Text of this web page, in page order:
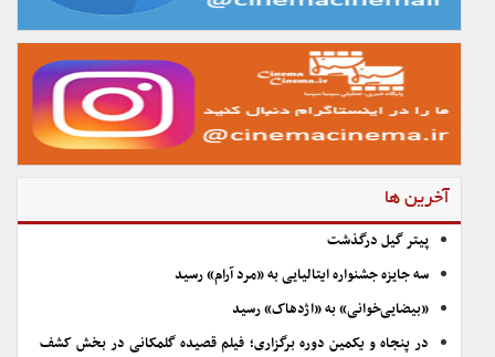
آخرین ها
پیتر گیل درگذشت
سه جایزه جشنواره ایتالیایی به «مرد آرام» رسید
«بیضایی‌خوانی» به «اژدهاک» رسید
در پنجاه و یکمین دوره برگزاری؛ فیلم قصیده گلمکانی در بخش کشف